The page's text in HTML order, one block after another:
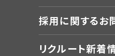
採用に関するお
リクルート新着